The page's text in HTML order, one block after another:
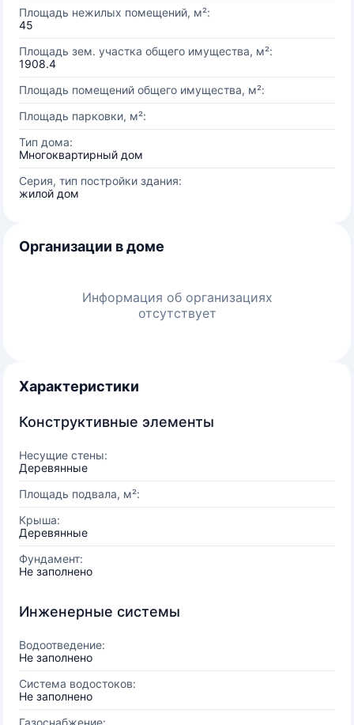
Площадь нежилых помещений, м²:
45
Площадь зем. участка общего имущества, м²:
1908.4
Площадь помещений общего имущества, м²:
Площадь парковки, м²:
Тип дома:
Многоквартирный дом
Серия, тип постройки здания:
жилой дом
Организации в доме
Информация об организациях
отсутствует
Характеристики
Конструктивные элементы
Несущие стены:
Деревянные
Площадь подвала, м²:
Крыша:
Деревянные
Фундамент:
Не заполнено
Инженерные системы
Водоотведение:
Не заполнено
Система водостоков:
Не заполнено
Газоснабжение: